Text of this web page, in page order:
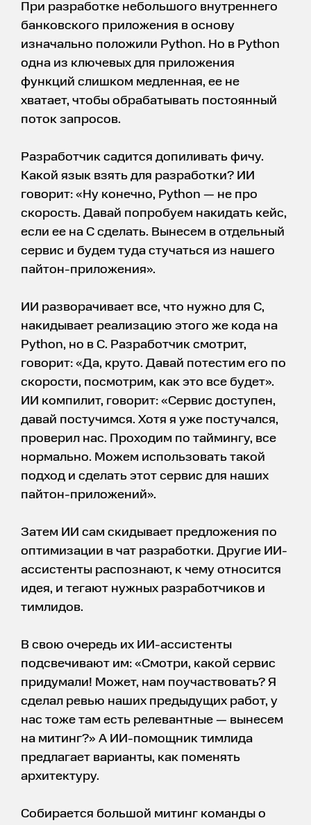
При разработке небольшого внутреннего
банковского приложения в основу
изначально положили Python. Но в Python
одна из ключевых для приложения
функций слишком медленная, ее не
хватает, чтобы обрабатывать постоянный
поток запросов.
Разработчик садится допиливать фичу.
Какой язык взять для разработки? ИИ
говорит: «Ну конечно, Python — не про
скорость. Давай попробуем накидать кейс,
если ее на C сделать. Вынесем в отдельный
сервис и будем туда стучаться из нашего
пайтон-приложения».
ИИ разворачивает все, что нужно для C,
накидывает реализацию этого же кода на
Python, но в C. Разработчик смотрит,
говорит: «Да, круто. Давай потестим его по
скорости, посмотрим, как это все будет».
ИИ компилит, говорит: «Сервис доступен,
давай постучимся. Хотя я уже постучался,
проверил нас. Проходим по таймингу, все
нормально. Можем использовать такой
подход и сделать этот сервис для наших
пайтон-приложений».
Затем ИИ сам скидывает предложения по
оптимизации в чат разработки. Другие ИИ-
ассистенты распознают, к чему относится
идея, и тегают нужных разработчиков и
тимлидов.
В свою очередь их ИИ-ассистенты
подсвечивают им: «Смотри, какой сервис
придумали! Может, нам поучаствовать? Я
сделал ревью наших предыдущих работ, у
нас тоже там есть релевантные — вынесем
на митинг?» А ИИ-помощник тимлида
предлагает варианты, как поменять
архитектуру.
Собирается большой митинг команды о